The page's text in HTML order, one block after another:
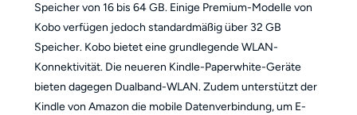
Speicher von 16 bis 64 GB. Einige Premium-Modelle von
Kobo verfügen jedoch standardmäßig über 32 GB
Speicher. Kobo bietet eine grundlegende WLAN-
Konnektivität. Die neueren Kindle-Paperwhite-Geräte
bieten dagegen Dualband-WLAN. Zudem unterstützt der
Kindle von Amazon die mobile Datenverbindung, um E-